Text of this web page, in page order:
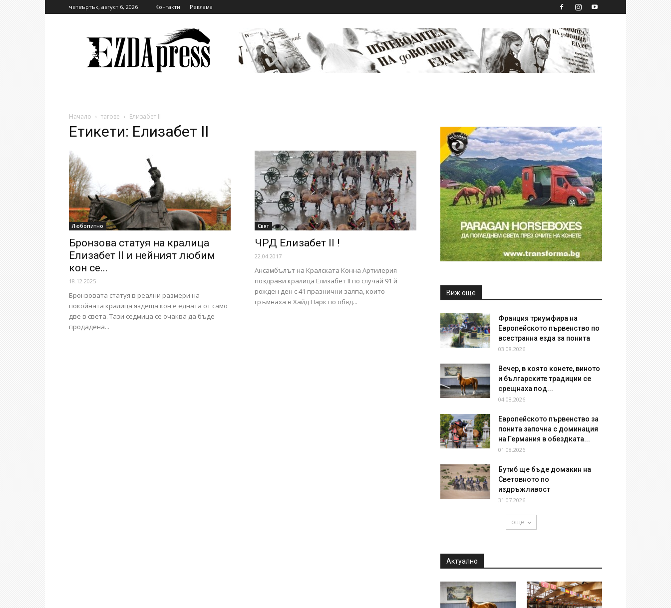
четвъртък, август 6, 2026 Контакти Реклама
Начало тагове Елизабет II
Етикети: Елизабет II
Любопитно
Бронзова статуя на кралица
Елизабет II и нейният любим
кон се...
18.12.2025
Бронзовата статуя в реални размери на
покойната кралица яздеща кон е едната от само
две в света. Тази седмица се очаква да бъде
продадена...
Свят
ЧРД Елизабет II !
22.04.2017
Ансамбълът на Кралската Конна Артилерия
поздрави кралица Елизабет II по случай 91 й
рожден ден с 41 празнични залпа, които
гръмнаха в Хайд Парк по обяд...
Виж още
Франция триумфира на
Европейското първенство по
всестранна езда за понита
03.08.2026
Вечер, в която конете, виното
и българските традиции се
срещнаха под...
04.08.2026
Европейското първенство за
понита започна с доминация
на Германия в обездката...
01.08.2026
Бутиб ще бъде домакин на
Световното по
издръжливост
31.07.2026
още
Актуално